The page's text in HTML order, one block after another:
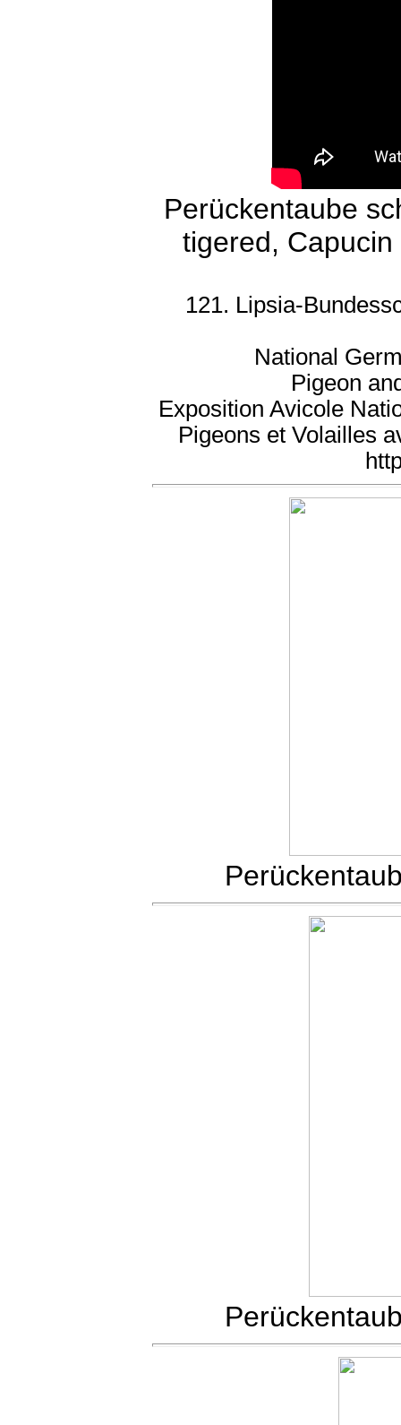
Perückentaube
tigered,
121. Lipsia-
National
Pigeon
Exposition Avicole
Pigeons et Volailles